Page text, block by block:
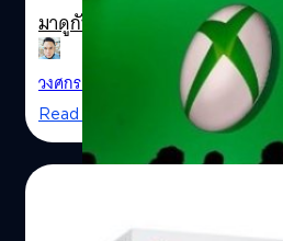
มาดูกันว่ามีเกมอะไรเด่นๆในงาน
วงศกร ปฐมชัยวัฒน์ | 3342 days ago
Read More